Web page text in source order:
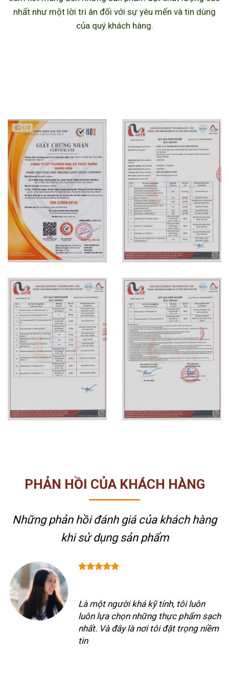
nhất như một lời tri ân đối với sự yêu mến và tin dùng
của quý khách hàng.
PHẢN HỒI CỦA KHÁCH HÀNG
Những phản hồi đánh giá của khách hàng
khi sử dụng sản phẩm
Là một người khá kỹ tính, tôi luôn
luôn lựa chọn những thực phẩm sạch
nhất. Và đây là nơi tôi đặt trọng niềm
tin